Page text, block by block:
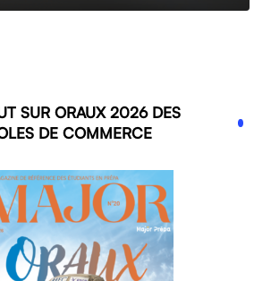
SUR ORAUX 2026 DES
DE COMMERCE